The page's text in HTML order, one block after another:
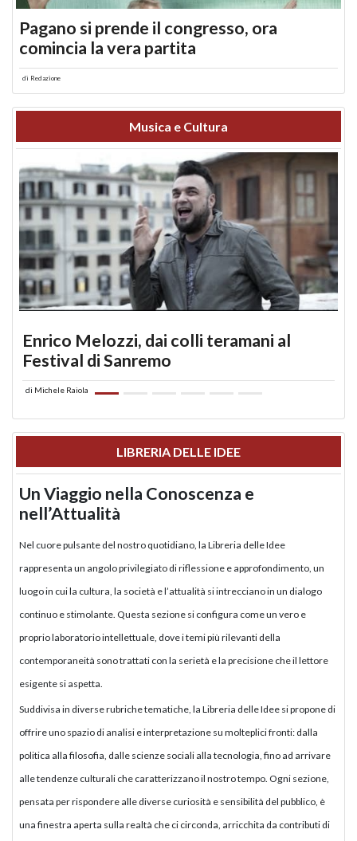
Pagano si prende il congresso, ora
comincia la vera partita
di Redazione
Musica e Cultura
Enrico Melozzi, dai colli teramani al
Festival di Sanremo
di Michele Raiola
LIBRERIA DELLE IDEE
Un Viaggio nella Conoscenza e
nell’Attualità
Nel cuore pulsante del nostro quotidiano, la Libreria delle Idee
rappresenta un angolo privilegiato di riflessione e approfondimento, un
luogo in cui la cultura, la società e l’attualità si intrecciano in un dialogo
continuo e stimolante. Questa sezione si configura come un vero e
proprio laboratorio intellettuale, dove i temi più rilevanti della
contemporaneità sono trattati con la serietà e la precisione che il lettore
esigente si aspetta.
Suddivisa in diverse rubriche tematiche, la Libreria delle Idee si propone di
offrire uno spazio di analisi e interpretazione su molteplici fronti: dalla
politica alla filosofia, dalle scienze sociali alla tecnologia, fino ad arrivare
alle tendenze culturali che caratterizzano il nostro tempo. Ogni sezione,
pensata per rispondere alle diverse curiosità e sensibilità del pubblico, è
una finestra aperta sulla realtà che ci circonda, arricchita da contributi di